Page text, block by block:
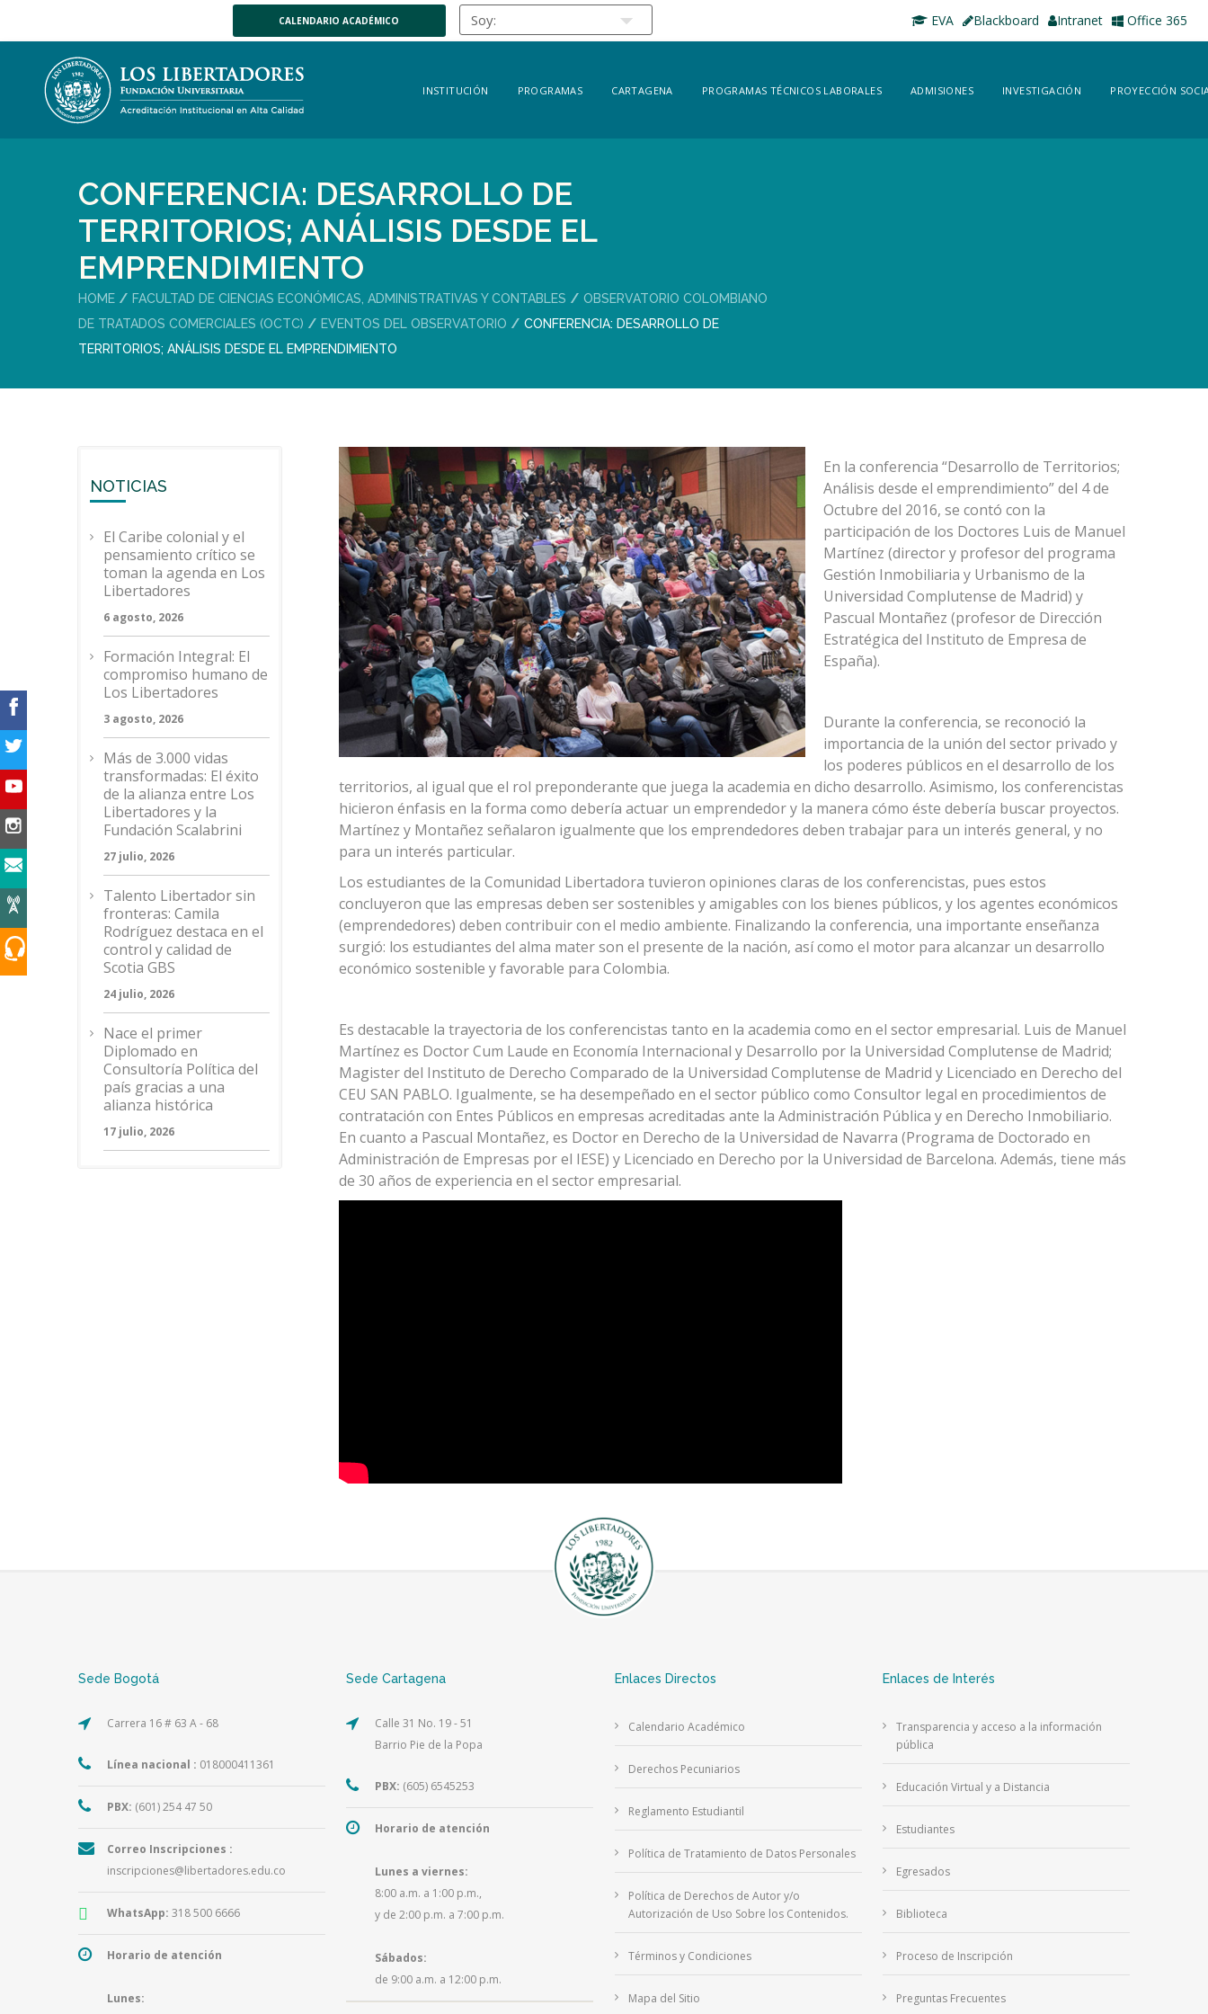
CALENDARIO ACADÉMICO EVA Blackboard Intranet Office 365
INSTITUCIÓN PROGRAMAS CARTAGENA PROGRAMAS TÉCNICOS LABORALES ADMISIONES INVESTIGACIÓN PROYECCIÓN
CONFERENCIA: DESARROLLO DE
TERRITORIOS; ANÁLISIS DESDE EL
EMPRENDIMIENTO
HOME FACULTAD DE CIENCIAS ECONÓMICAS, ADMINISTRATIVAS Y CONTABLES
OBSERVATORIO COLOMBIANO
DE TRATADOS COMERCIALES (OCTC)
EVENTOS DEL OBSERVATORIO
CONFERENCIA: DESARROLLO DE
TERRITORIOS; ANÁLISIS DESDE EL EMPRENDIMIENTO
En la conferencia “Desarrollo de Territorios;
Análisis desde el emprendimiento” del 4 de
Octubre del 2016, se contó con la
participación de los Doctores Luis de Manuel
Martínez (director y profesor del programa
Gestión Inmobiliaria y Urbanismo de la
Universidad Complutense de Madrid) y
Pascual Montañez (profesor de Dirección
Estratégica del Instituto de Empresa de
España).
Durante la conferencia, se reconoció la
importancia de la unión del sector privado y
los poderes públicos en el desarrollo de los
territorios, al igual que el rol preponderante que juega la academia en dicho desarrollo. Asimismo, los conferencistas
hicieron énfasis en la forma como debería actuar un emprendedor y la manera cómo éste debería buscar proyectos.
Martínez y Montañez señalaron igualmente que los emprendedores deben trabajar para un interés general, y no
para un interés particular.
Los estudiantes de la Comunidad Libertadora tuvieron opiniones claras de los conferencistas, pues estos
concluyeron que las empresas deben ser sostenibles y amigables con los bienes públicos, y los agentes económicos
(emprendedores) deben contribuir con el medio ambiente. Finalizando la conferencia, una importante enseñanza
surgió: los estudiantes del alma mater son el presente de la nación, así como el motor para alcanzar un desarrollo
económico sostenible y favorable para Colombia.
Es destacable la trayectoria de los conferencistas tanto en la academia como en el sector empresarial. Luis de Manuel
Martínez es Doctor Cum Laude en Economía Internacional y Desarrollo por la Universidad Complutense de Madrid;
Magister del Instituto de Derecho Comparado de la Universidad Complutense de Madrid y Licenciado en Derecho del
CEU SAN PABLO. Igualmente, se ha desempeñado en el sector público como Consultor legal en procedimientos de
contratación con Entes Públicos en empresas acreditadas ante la Administración Pública y en Derecho Inmobiliario.
En cuanto a Pascual Montañez, es Doctor en Derecho de la Universidad de Navarra (Programa de Doctorado en
Administración de Empresas por el IESE) y Licenciado en Derecho por la Universidad de Barcelona. Además, tiene más
de 30 años de experiencia en el sector empresarial.
NOTICIAS
El Caribe colonial y el
pensamiento crítico se
toman la agenda en Los
Libertadores
6 agosto, 2026
Formación Integral: El
compromiso humano de
Los Libertadores
3 agosto, 2026
Más de 3.000 vidas
transformadas: El éxito
de la alianza entre Los
Libertadores y la
Fundación Scalabrini
27 julio, 2026
Talento Libertador sin
fronteras: Camila
Rodríguez destaca en el
control y calidad de
Scotia GBS
24 julio, 2026
Nace el primer
Diplomado en
Consultoría Política del
país gracias a una
alianza histórica
17 julio, 2026
Sede Bogotá
Carrera 16 # 63 A - 68
Línea nacional : 018000411361
PBX: (601) 254 47 50
Correo Inscripciones :
inscripciones@libertadores.edu.co
WhatsApp: 318 500 6666
Horario de atención
Lunes:
Sede Cartagena
Calle 31 No. 19 - 51
Barrio Pie de la Popa
PBX: (605) 6545253
Horario de atención
Lunes a viernes:
8:00 a.m. a 1:00 p.m.,
y de 2:00 p.m. a 7:00 p.m.
Sábados:
de 9:00 a.m. a 12:00 p.m.
Enlaces Directos
Calendario Académico
Derechos Pecuniarios
Reglamento Estudiantil
Política de Tratamiento de Datos Personales
Política de Derechos de Autor y/o
Autorización de Uso Sobre los Contenidos.
Términos y Condiciones
Mapa del Sitio
Enlaces de Interés
Transparencia y acceso a la información
pública
Educación Virtual y a Distancia
Estudiantes
Egresados
Biblioteca
Proceso de Inscripción
Preguntas Frecuentes